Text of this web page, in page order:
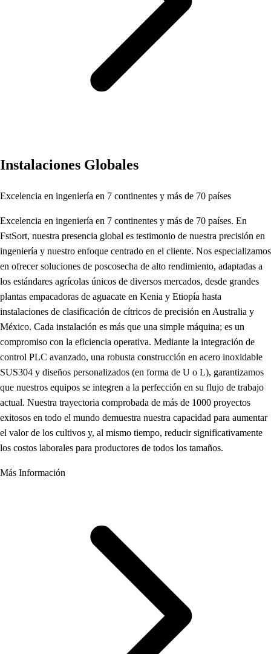
Instalaciones Globales
Excelencia en ingeniería en 7 continentes y más de 70 países
Excelencia en ingeniería en 7 continentes y más de 70 países. En
FstSort, nuestra presencia global es testimonio de nuestra precisión en
ingeniería y nuestro enfoque centrado en el cliente. Nos especializamos
en ofrecer soluciones de poscosecha de alto rendimiento, adaptadas a
los estándares agrícolas únicos de diversos mercados, desde grandes
plantas empacadoras de aguacate en Kenia y Etiopía hasta
instalaciones de clasificación de cítricos de precisión en Australia y
México. Cada instalación es más que una simple máquina; es un
compromiso con la eficiencia operativa. Mediante la integración de
control PLC avanzado, una robusta construcción en acero inoxidable
SUS304 y diseños personalizados (en forma de U o L), garantizamos
que nuestros equipos se integren a la perfección en su flujo de trabajo
actual. Nuestra trayectoria comprobada de más de 1000 proyectos
exitosos en todo el mundo demuestra nuestra capacidad para aumentar
el valor de los cultivos y, al mismo tiempo, reducir significativamente
los costos laborales para productores de todos los tamaños.
Más Información